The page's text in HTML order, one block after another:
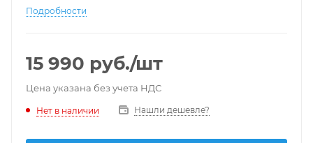
Подробности
15 990 руб./шт
Цена указана без учета НДС
Нет в наличии Нашли дешевле?